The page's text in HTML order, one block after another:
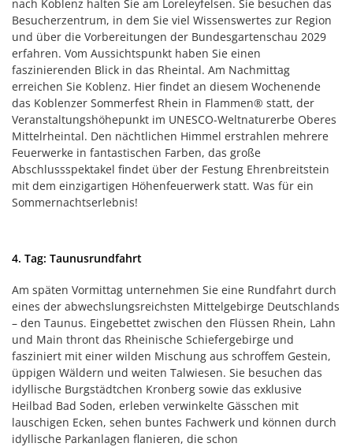
nach Koblenz halten Sie am Loreleyfelsen. Sie besuchen das
Besucherzentrum, in dem Sie viel Wissenswertes zur Region
und über die Vorbereitungen der Bundesgartenschau 2029
erfahren. Vom Aussichtspunkt haben Sie einen
faszinierenden Blick in das Rheintal. Am Nachmittag
erreichen Sie Koblenz. Hier findet an diesem Wochenende
das Koblenzer Sommerfest Rhein in Flammen® statt, der
Veranstaltungshöhepunkt im UNESCO-Weltnaturerbe Oberes
Mittelrheintal. Den nächtlichen Himmel erstrahlen mehrere
Feuerwerke in fantastischen Farben, das große
Abschlussspektakel findet über der Festung Ehrenbreitstein
mit dem einzigartigen Höhenfeuerwerk statt. Was für ein
Sommernachtserlebnis!
4. Tag: Taunusrundfahrt
Am späten Vormittag unternehmen Sie eine Rundfahrt durch
eines der abwechslungsreichsten Mittelgebirge Deutschlands
– den Taunus. Eingebettet zwischen den Flüssen Rhein, Lahn
und Main thront das Rheinische Schiefergebirge und
fasziniert mit einer wilden Mischung aus schroffem Gestein,
üppigen Wäldern und weiten Talwiesen. Sie besuchen das
idyllische Burgstädtchen Kronberg sowie das exklusive
Heilbad Bad Soden, erleben verwinkelte Gässchen mit
lauschigen Ecken, sehen buntes Fachwerk und können durch
idyllische Parkanlagen flanieren, die schon